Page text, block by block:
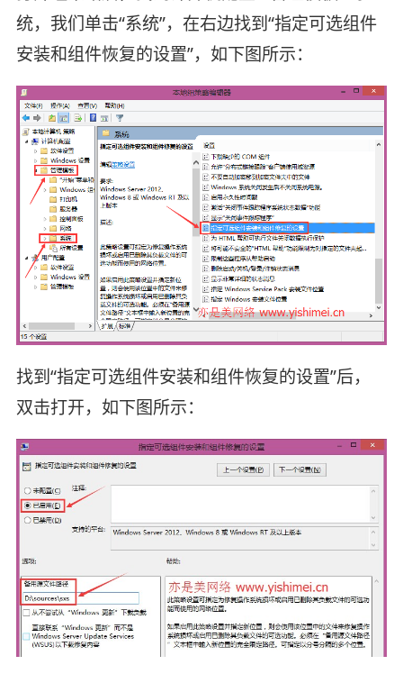
统，我们单击“系统”，在右边找到“指定可选组件
安装和组件恢复的设置”，如下图所示：
找到“指定可选组件安装和组件恢复的设置”后，
双击打开，如下图所示：